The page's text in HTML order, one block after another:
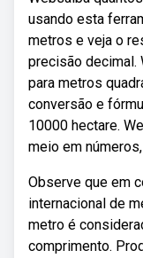
usando esta
metros e veja o
precisão decimal.
para metros
conversão e
10000 hectare.
meio em
Observe que em
internacional de
metro é
comprimento.